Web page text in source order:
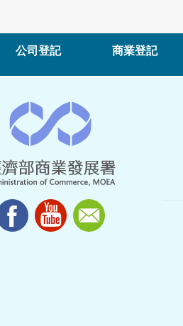
公司登記 商業登記